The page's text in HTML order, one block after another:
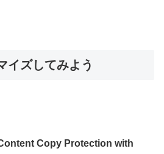
イズしてみよう
Copy Protection with